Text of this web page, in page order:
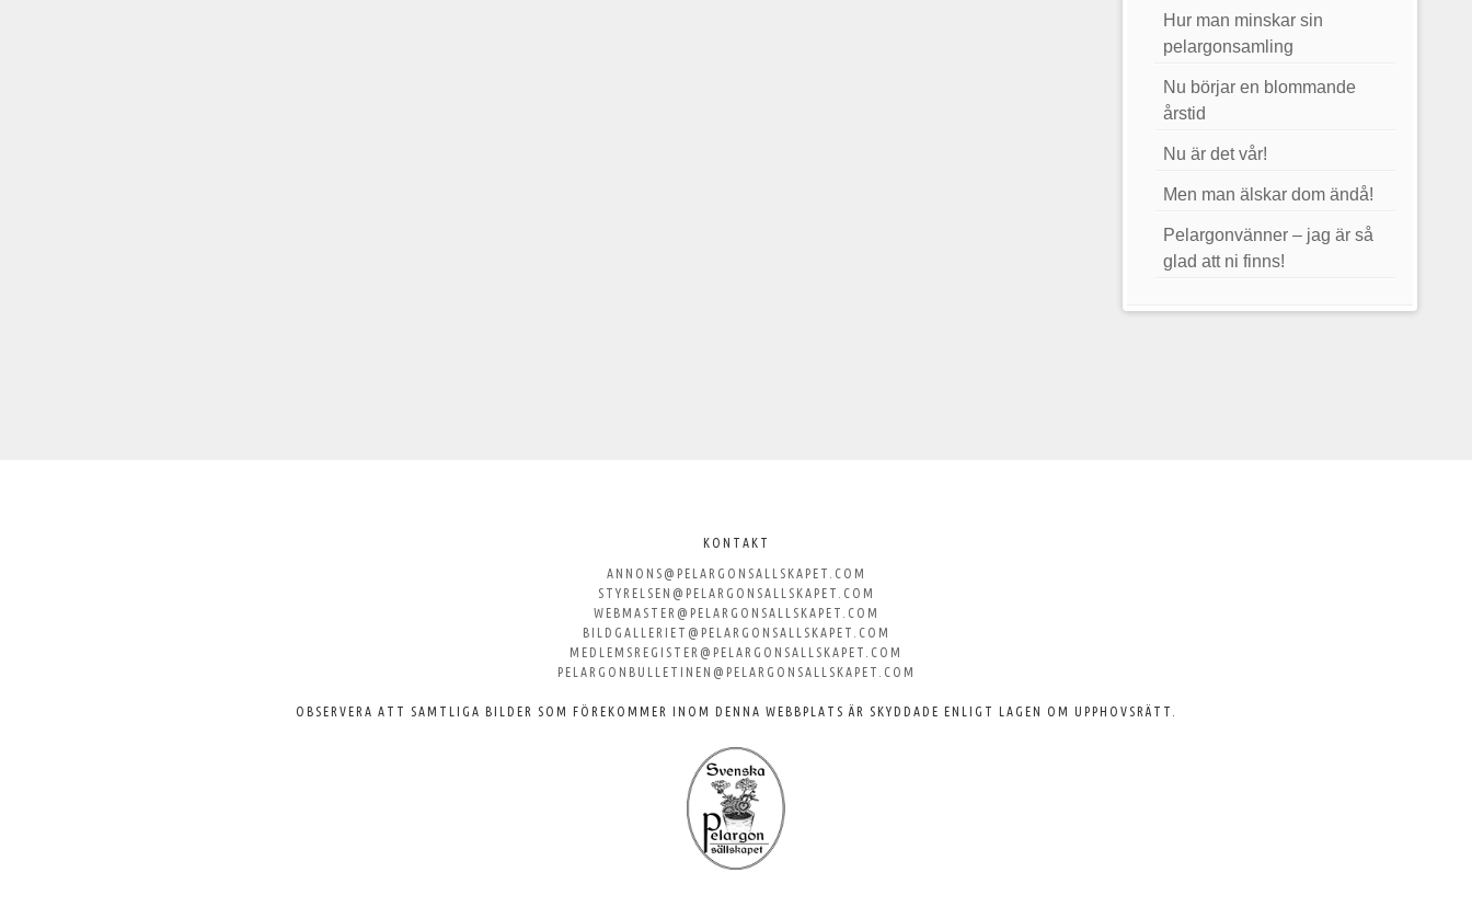
Hur man minskar sin
pelargonsamling
Nu börjar en blommande
årstid
Nu är det vår!
Men man älskar dom ändå!
Pelargonvänner – jag är så
glad att ni finns!
KONTAKT
ANNONS@PELARGONSALLSKAPET.COM
STYRELSEN@PELARGONSALLSKAPET.COM
WEBMASTER@PELARGONSALLSKAPET.COM
BILDGALLERIET@PELARGONSALLSKAPET.COM
MEDLEMSREGISTER@PELARGONSALLSKAPET.COM
PELARGONBULLETINEN@PELARGONSALLSKAPET.COM
OBSERVERA ATT SAMTLIGA BILDER SOM FÖREKOMMER INOM DENNA WEBBPLATS ÄR SKYDDADE ENLIGT LAGEN OM UPPHOVSRÄTT.